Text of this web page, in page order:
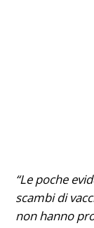
“Le poche
scambi di
non hanno